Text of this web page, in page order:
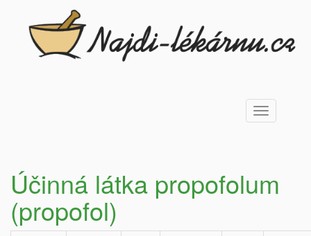
Toggle
navigation
Účinná látka propofolum
(propofol)